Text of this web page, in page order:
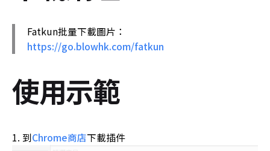
Fatkun批量下載圖片：
https://go.blowhk.com/fatkun
使用示範
到Chrome商店下載插件